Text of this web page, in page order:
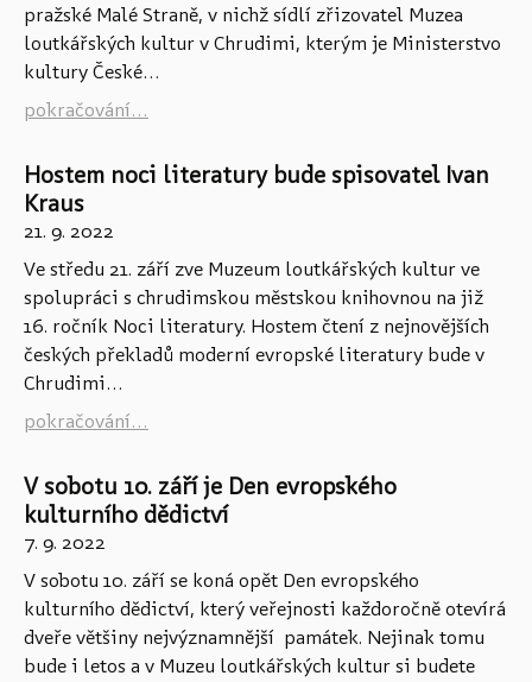
pražské Malé Straně, v nichž sídlí zřizovatel Muzea
loutkářských kultur v Chrudimi, kterým je Ministerstvo
kultury České...
pokračování...
Hostem noci literatury bude spisovatel Ivan
Kraus
21. 9. 2022
Ve středu 21. září zve Muzeum loutkářských kultur ve
spolupráci s chrudimskou městskou knihovnou na již
16. ročník Noci literatury. Hostem čtení z nejnovějších
českých překladů moderní evropské literatury bude v
Chrudimi...
pokračování...
V sobotu 10. září je Den evropského
kulturního dědictví
7. 9. 2022
V sobotu 10. září se koná opět Den evropského
kulturního dědictví, který veřejnosti každoročně otevírá
dveře většiny nejvýznamnější památek. Nejinak tomu
bude i letos a v Muzeu loutkářských kultur si budete